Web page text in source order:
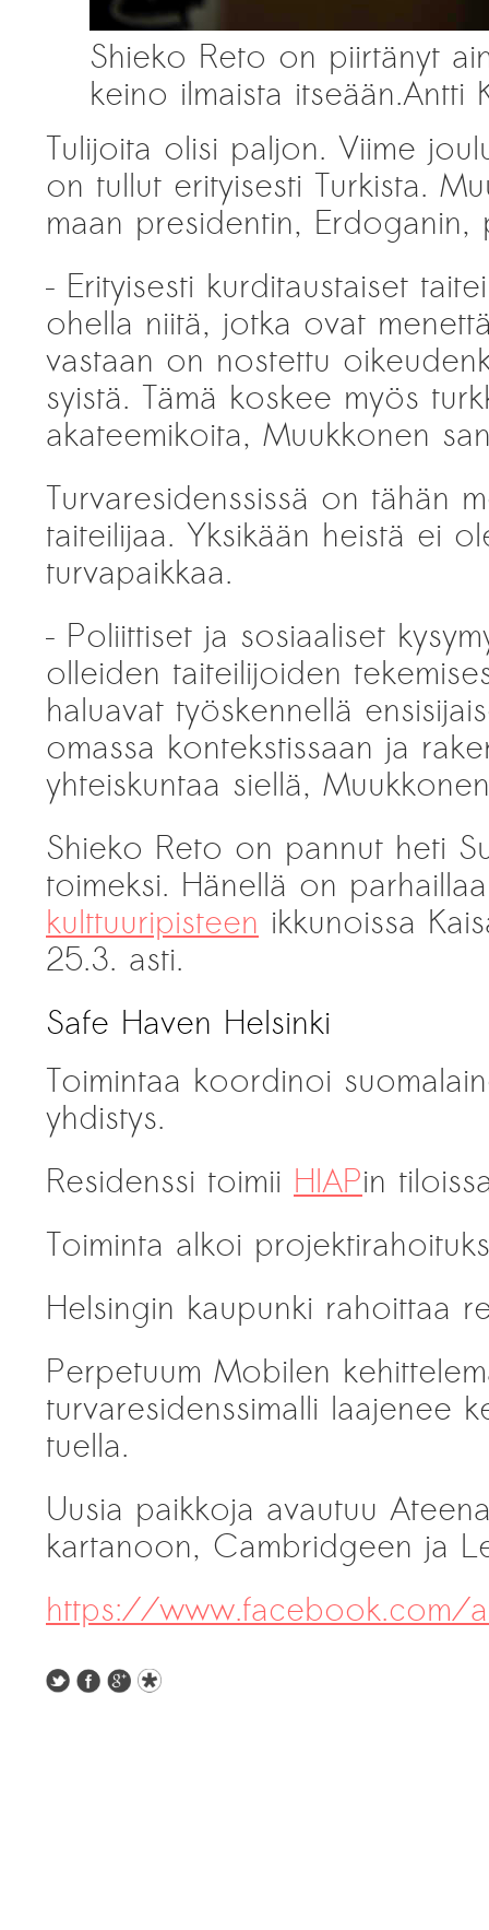
Shieko Reto on piirtänyt
keino ilmaista itseään.Antti
Tulijoita olisi paljon. Viime
on tullut erityisesti Turkista.
maan presidentin, Erdoganin,
– Erityisesti kurditaustaiset
ohella niitä, jotka ovat
vastaan on nostettu
syistä. Tämä koskee myös
akateemikoita, Muukkonen
Turvaresidenssissä on tähän
taiteilijaa. Yksikään heistä ei
turvapaikkaa.
– Poliittiset ja sosiaaliset
olleiden taiteilijoiden
haluavat työskennellä
omassa kontekstissaan ja
yhteiskuntaa siellä,
Shieko Reto on pannut heti
toimeksi. Hänellä on
kulttuuripisteen ikkunoissa
25.3. asti.
Safe Haven Helsinki
Toimintaa koordinoi
yhdistys.
Residenssi toimii HIAPin
Toiminta alkoi
Helsingin kaupunki rahoittaa
Perpetuum Mobilen
turvaresidenssimalli laajenee
tuella.
Uusia paikkoja avautuu
kartanoon, Cambridgeen ja
https://www.facebook.com/